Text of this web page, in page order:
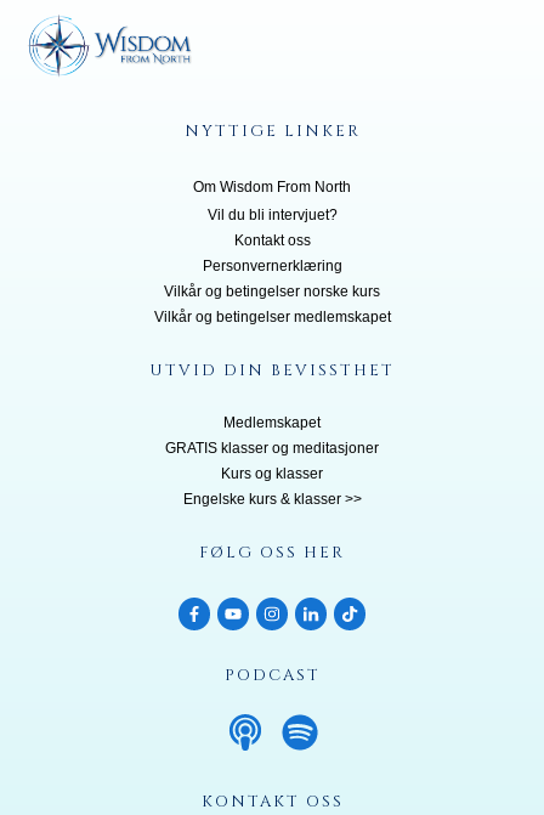
NYTTIGE LINKER
Om Wisdom From North
Vil du bli intervjuet?
Kontakt oss
Personvernerklæring
Vilkår og betingelser norske kurs
Vilkår og betingelser medlemskapet
UTVID DIN BEVISSTHET
Medlemskapet
GRATIS klasser og meditasjoner
Kurs og klasser
Engelske kurs & klasser >>
FØLG OSS HER
PODCAST
KONTAKT OSS